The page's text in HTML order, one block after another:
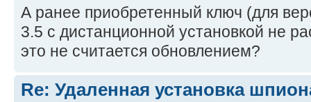
А ранее приобретенный ключ (для
3.5 с дистанционной установкой не
это не считается обновлением?
Re: Удаленная установка